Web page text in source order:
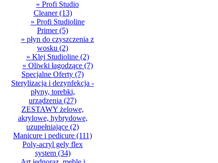
» Profi Studio
Cleaner(13)
» Profi Studioline
Primer(5)
» płyn do czyszczenia z
wosku (2)
» Klej Studioline(2)
» Oliwki łagodzące(7)
Specjalne Oferty (7)
Sterylizacja i dezynfekcja -
płyny, torebki,
urządzenia (27)
ZESTAWY żelowe,
akrylowe, hybrydowe,
uzupełniające (2)
Manicure i pedicure (111)
Poly-acryl gely flex
system(34)